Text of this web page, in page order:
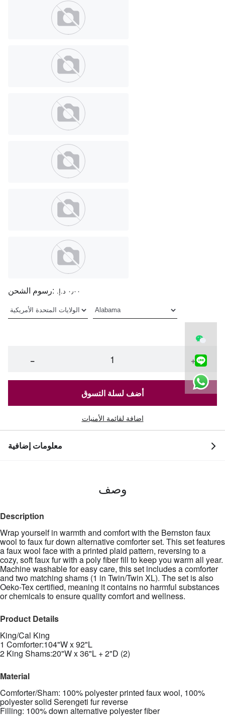
رسوم الشحن: ٠٫٠٠ د.إ.‏
− +
أضف لسلة التسوق
اضافة لقائمة الأمنيات
معلومات إضافية
وصف
Description
Wrap yourself in warmth and comfort with the Bernston faux
wool to faux fur down alternative comforter set. This set features
a faux wool face with a printed plaid pattern, reversing to a
cozy, soft faux fur with a poly fiber fill to keep you warm all year.
Machine washable for easy care, this set includes a comforter
and two matching shams (1 in Twin/Twin XL). The set is also
Oeko-Tex certified, meaning it contains no harmful substances
or chemicals to ensure quality comfort and wellness.
Product Details
King/Cal King
1 Comforter:104"W x 92"L
2 King Shams:20"W x 36"L + 2"D (2)
Material
Comforter/Sham: 100% polyester printed faux wool, 100%
polyester solid Serengeti fur reverse
Filling: 100% down alternative polyester fiber